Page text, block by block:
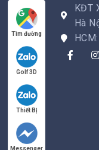
KĐT
Hà
Tìm đường
Golf 3D
Thiết Bị
Messenger